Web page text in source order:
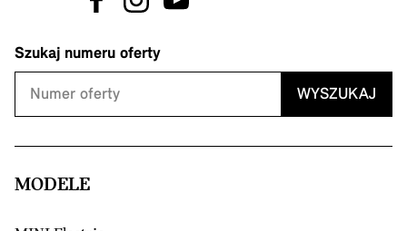
Szukaj numeru oferty
WYSZUKAJ
MODELE